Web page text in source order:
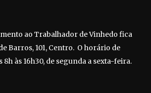
ao Trabalhador de Vinhedo fica
Barros, 101, Centro. O horário de
às 16h30, de segunda a sexta-feira.